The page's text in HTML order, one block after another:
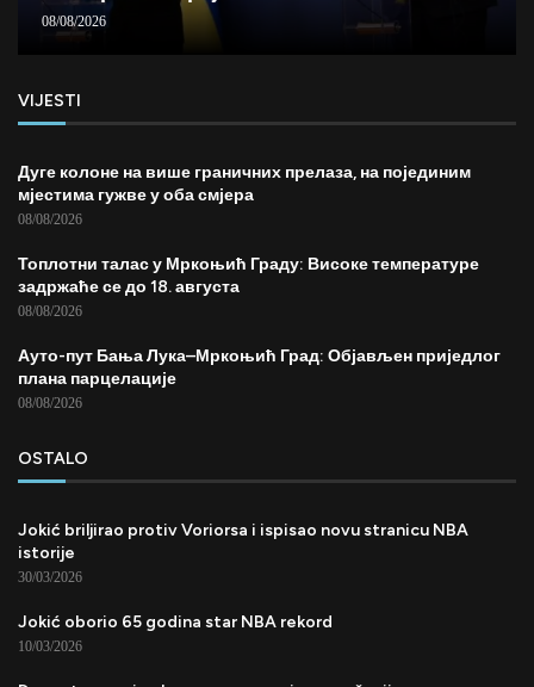
08/08/2026
VIJESTI
Дуге колоне на више граничних прелаза, на појединим
мјестима гужве у оба смјера
08/08/2026
Топлотни талас у Мркоњић Граду: Високе температуре
задржаће се до 18. августа
08/08/2026
Ауто-пут Бања Лука–Мркоњић Град: Објављен приједлог
плана парцелације
08/08/2026
OSTALO
Jokić briljirao protiv Voriorsa i ispisao novu stranicu NBA
istorije
30/03/2026
Jokić oborio 65 godina star NBA rekord
10/03/2026